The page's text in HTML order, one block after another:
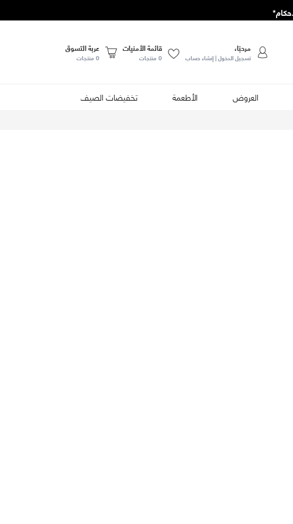
مرحبًا،
تسجيل الدخول | إنشاء حساب
قائمة الأمنيات
0 منتجات
عربة التسوق
0 منتجات
العروض الأطعمة تخفيضات الصيف